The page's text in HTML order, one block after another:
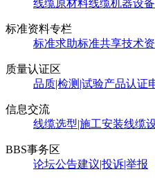
线缆原材料线缆机器设备
标准资料专栏
标准求助标准共享技术
质量认证区
品质|检测|试验产品认证
信息交流
线缆选型|施工安装线缆
BBS事务区
论坛公告建议|投诉|举报